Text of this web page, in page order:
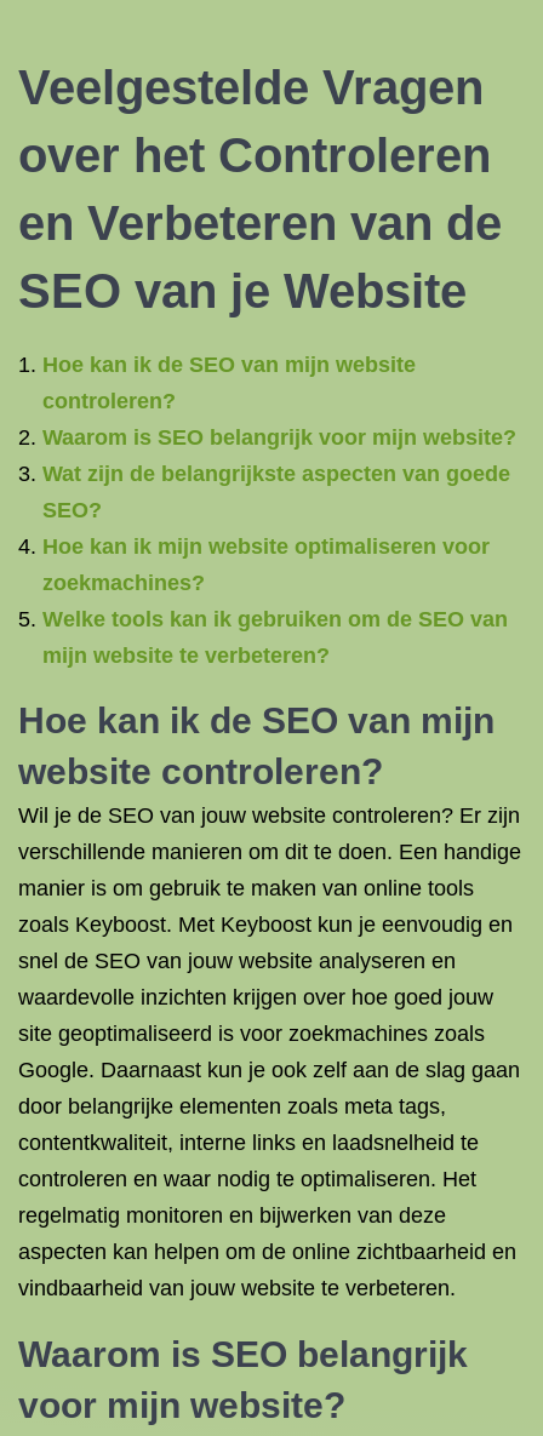
Veelgestelde Vragen
over het Controleren
en Verbeteren van de
SEO van je Website
Hoe kan ik de SEO van mijn website
controleren?
Waarom is SEO belangrijk voor mijn website?
Wat zijn de belangrijkste aspecten van goede
SEO?
Hoe kan ik mijn website optimaliseren voor
zoekmachines?
Welke tools kan ik gebruiken om de SEO van
mijn website te verbeteren?
Hoe kan ik de SEO van mijn
website controleren?
Wil je de SEO van jouw website controleren? Er zijn
verschillende manieren om dit te doen. Een handige
manier is om gebruik te maken van online tools
zoals Keyboost. Met Keyboost kun je eenvoudig en
snel de SEO van jouw website analyseren en
waardevolle inzichten krijgen over hoe goed jouw
site geoptimaliseerd is voor zoekmachines zoals
Google. Daarnaast kun je ook zelf aan de slag gaan
door belangrijke elementen zoals meta tags,
contentkwaliteit, interne links en laadsnelheid te
controleren en waar nodig te optimaliseren. Het
regelmatig monitoren en bijwerken van deze
aspecten kan helpen om de online zichtbaarheid en
vindbaarheid van jouw website te verbeteren.
Waarom is SEO belangrijk
voor mijn website?